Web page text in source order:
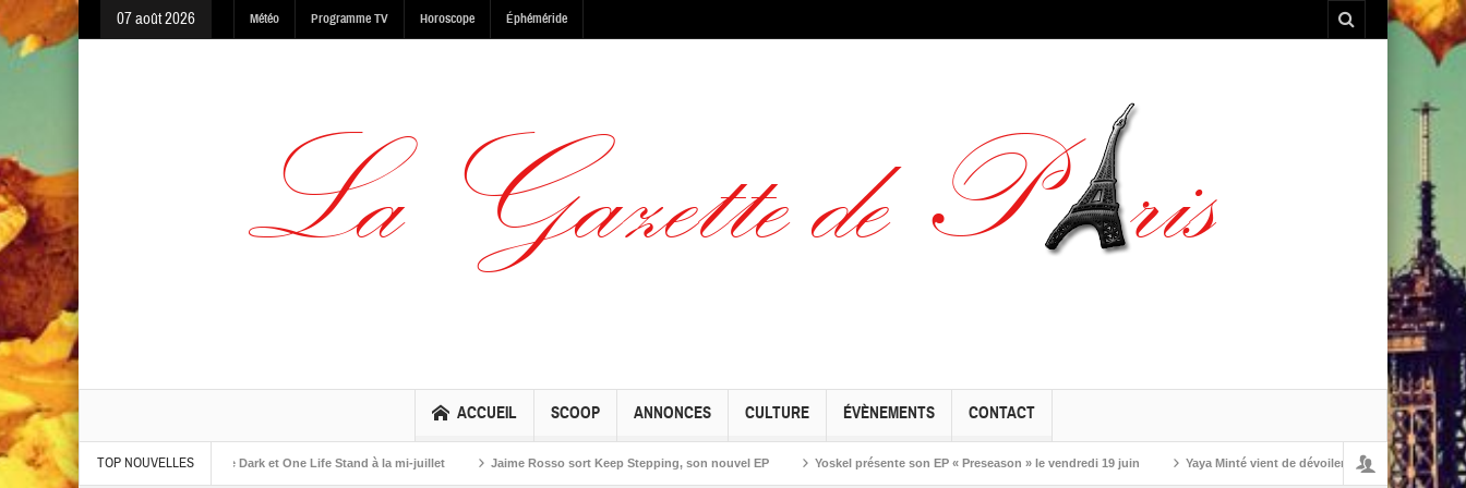
07 août 2026 Météo Programme TV Horoscope Éphéméride
ACCUEIL SCOOP ANNONCES CULTURE ÉVÈNEMENTS CONTACT
TOP NOUVELLES
The Warning, Made In The Dark et One Life Stand à la mi-juillet Jaime Rosso sort Keep Stepping, son nouvel EP Yoskel présente son EP « Preseason » le vendredi 19 juin Yaya Minté vient de dévoiler ‘So’, son premier album